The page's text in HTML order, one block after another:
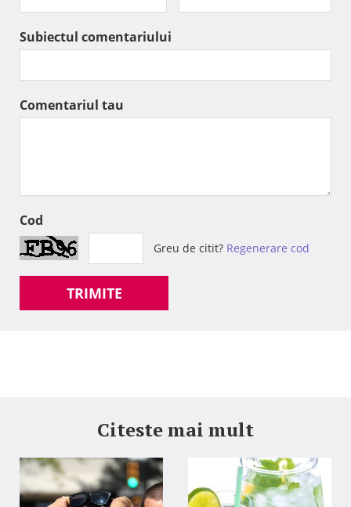
Subiectul comentariului
Comentariul tau
Cod
Greu de citit? Regenerare cod
TRIMITE
Citeste mai mult